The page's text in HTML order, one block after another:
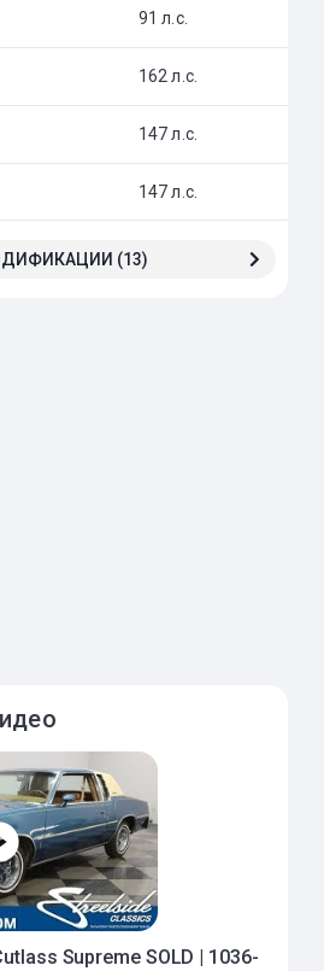
91 л.с.
162 л.с.
147 л.с.
147 л.с.
(13)
Supreme SOLD | 1036-